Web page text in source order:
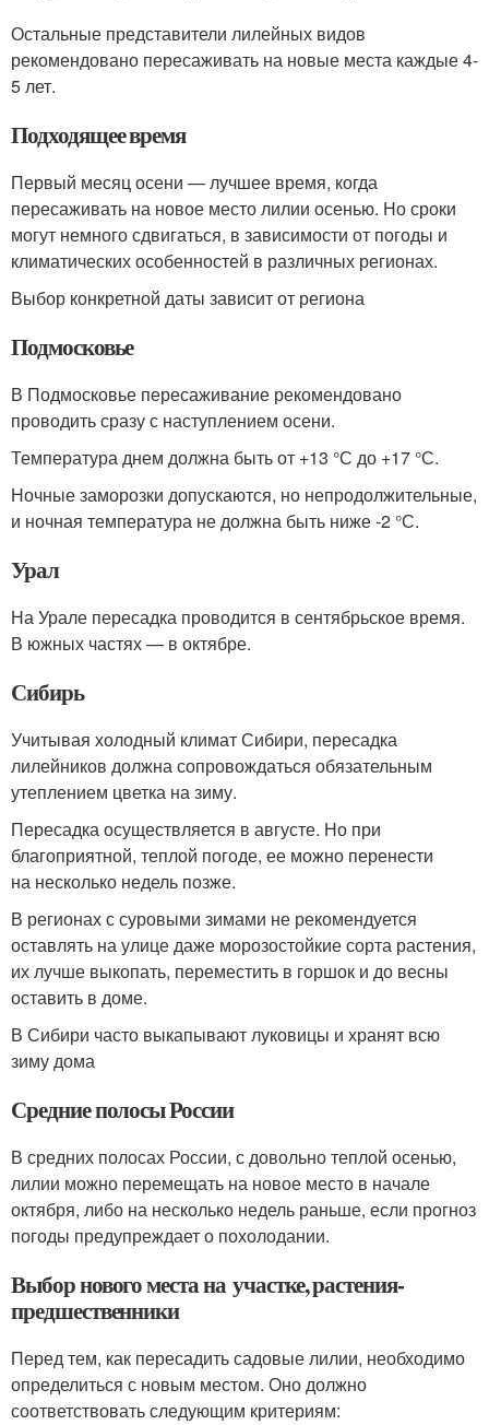
Остальные представители лилейных видов
рекомендовано пересаживать на новые места каждые 4-
5 лет.
Подходящее время
Первый месяц осени — лучшее время, когда
пересаживать на новое место лилии осенью. Но сроки
могут немного сдвигаться, в зависимости от погоды и
климатических особенностей в различных регионах.
Выбор конкретной даты зависит от региона
Подмосковье
В Подмосковье пересаживание рекомендовано
проводить сразу с наступлением осени.
Температура днем должна быть от +13 °С до +17 °С.
Ночные заморозки допускаются, но непродолжительные,
и ночная температура не должна быть ниже -2 °С.
Урал
На Урале пересадка проводится в сентябрьское время.
В южных частях — в октябре.
Сибирь
Учитывая холодный климат Сибири, пересадка
лилейников должна сопровождаться обязательным
утеплением цветка на зиму.
Пересадка осуществляется в августе. Но при
благоприятной, теплой погоде, ее можно перенести
на несколько недель позже.
В регионах с суровыми зимами не рекомендуется
оставлять на улице даже морозостойкие сорта растения,
их лучше выкопать, переместить в горшок и до весны
оставить в доме.
В Сибири часто выкапывают луковицы и хранят всю
зиму дома
Средние полосы России
В средних полосах России, с довольно теплой осенью,
лилии можно перемещать на новое место в начале
октября, либо на несколько недель раньше, если прогноз
погоды предупреждает о похолодании.
Выбор нового места на участке, растения-
предшественники
Перед тем, как пересадить садовые лилии, необходимо
определиться с новым местом. Оно должно
соответствовать следующим критериям: